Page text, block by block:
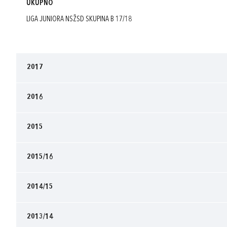
UKUPNO
LIGA JUNIORA NSŽSD SKUPINA B 17/18
2017
2016
2015
2015/16
2014/15
2013/14